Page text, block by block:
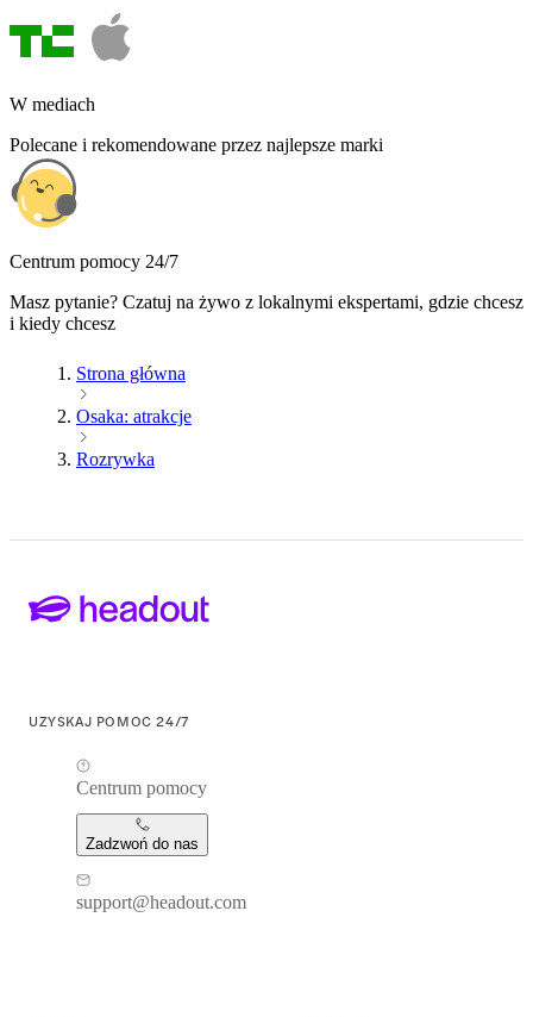
W mediach
Polecane i rekomendowane przez najlepsze marki
Centrum pomocy 24/7
Masz pytanie? Czatuj na żywo z lokalnymi ekspertami, gdzie chcesz
i kiedy chcesz
Strona główna
Osaka: atrakcje
Rozrywka
UZYSKAJ POMOC 24/7
Centrum pomocy
Zadzwoń do nas
support@headout.com